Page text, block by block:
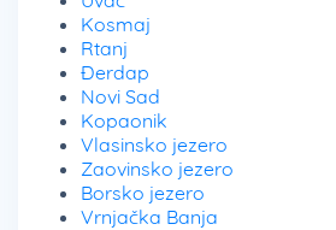
Kosmaj
Rtanj
Đerdap
Novi Sad
Kopaonik
Vlasinsko jezero
Zaovinsko jezero
Borsko jezero
Vrnjačka Banja